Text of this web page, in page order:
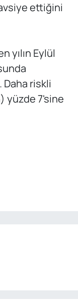
ettiğini
yılın Eylül
Daha riskli
yüzde 7'sine